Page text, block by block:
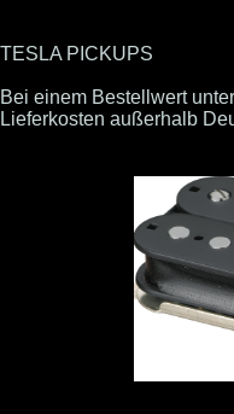
TESLA PICKUPS
Bei einem Bestellwert
Lieferkosten außerhalb